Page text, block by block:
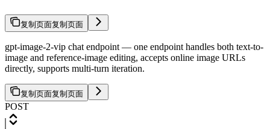
复制页面复制页面
gpt-image-2-vip chat endpoint — one endpoint handles both text-to-
image and reference-image editing, accepts online image URLs
directly, supports multi-turn iteration.
复制页面复制页面
POST